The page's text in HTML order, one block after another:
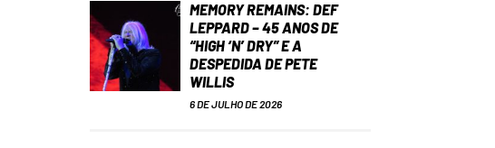
MEMORY REMAINS: DEF
LEPPARD – 45 ANOS DE
“HIGH ‘N’ DRY” E A
DESPEDIDA DE PETE
WILLIS
6 DE JULHO DE 2026